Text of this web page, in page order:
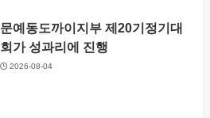
문예동도까이지부 제20기정기대
회가 성과리에 진행
2026-08-04